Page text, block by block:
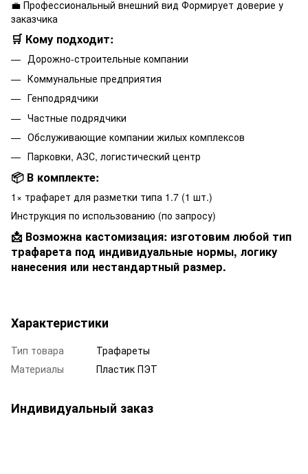
💼 Профессиональный внешний вид Формирует доверие у
заказчика
🛒 Кому подходит:
Дорожно-строительные компании
Коммунальные предприятия
Генподрядчики
Частные подрядчики
Обслуживающие компании жилых комплексов
Парковки, АЗС, логистический центр
📦 В комплекте:
1× трафарет для разметки типа 1.7 (1 шт.)
Инструкция по использованию (по запросу)
📩 Возможна кастомизация: изготовим любой тип
трафарета под индивидуальные нормы, логику
нанесения или нестандартный размер.
Характеристики
Тип товара
Трафареты
Материалы
Пластик ПЭТ
Индивидуальный заказ